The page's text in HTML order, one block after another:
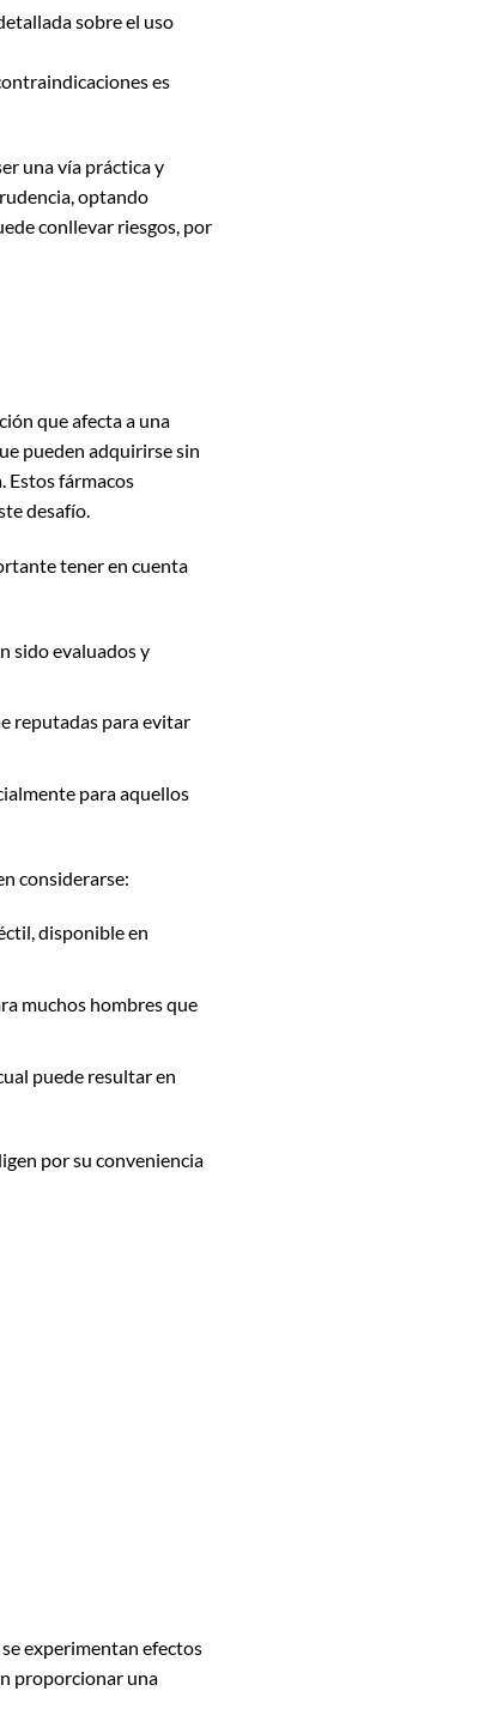
sobre el uso
es
una vía práctica y
optando
conllevar riesgos, por
que afecta a una
pueden adquirirse sin
Estos fármacos
desafío.
tener en cuenta
sido evaluados y
reputadas para evitar
para aquellos
considerarse:
disponible en
muchos hombres que
puede resultar en
por su conveniencia
experimentan efectos
proporcionar una